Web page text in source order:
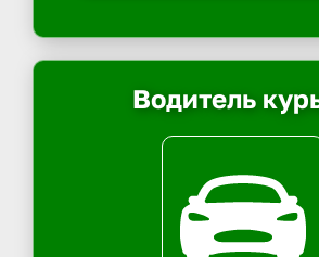
Водитель